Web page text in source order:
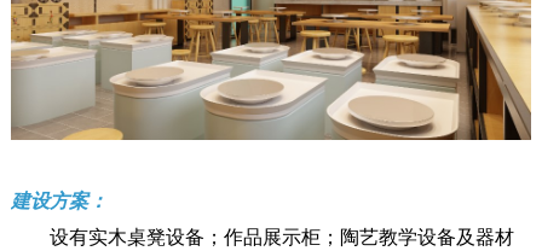
建设方案：
设有实木桌凳设备；作品展示柜；陶艺教学设备及器材